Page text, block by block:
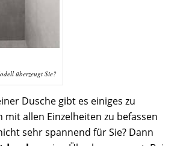
überzeugt Sie?
Dusche gibt es einiges zu
mit allen Einzelheiten zu befassen
sehr spannend für Sie? Dann